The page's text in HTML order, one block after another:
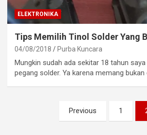
ELEKTRONIKA
Tips Memilih Tinol Solder Yang
04/08/2018 Purba Kuncara
Mungkin sudah ada sekitar 18 tahun
pegang solder. Ya karena memang bukan
Previous 1